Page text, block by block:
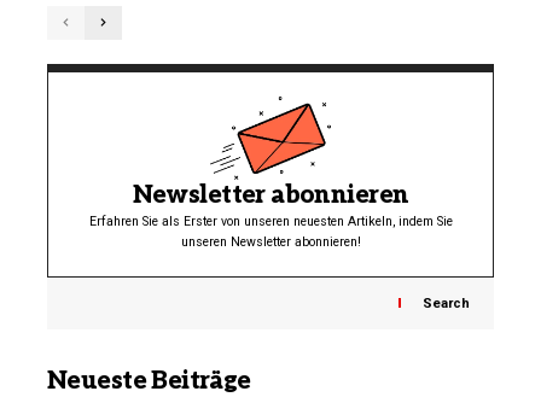
Newsletter abonnieren
Erfahren Sie als Erster von unseren neuesten Artikeln, indem Sie
unseren Newsletter abonnieren!
Search
Neueste Beiträge